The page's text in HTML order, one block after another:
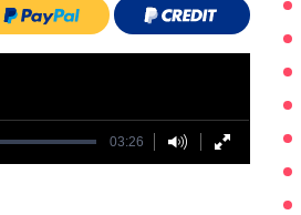
03:26